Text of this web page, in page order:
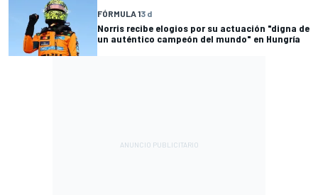
FÓRMULA 13 d
Norris recibe elogios por su actuación "digna de
un auténtico campeón del mundo" en Hungría